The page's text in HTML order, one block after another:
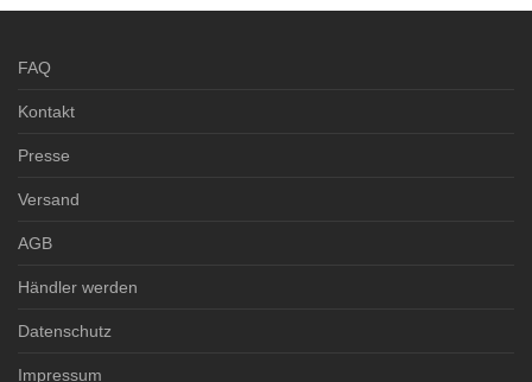
3-4 Werktage
FAQ
Kontakt
Presse
Versand
AGB
Händler werden
Datenschutz
Impressum